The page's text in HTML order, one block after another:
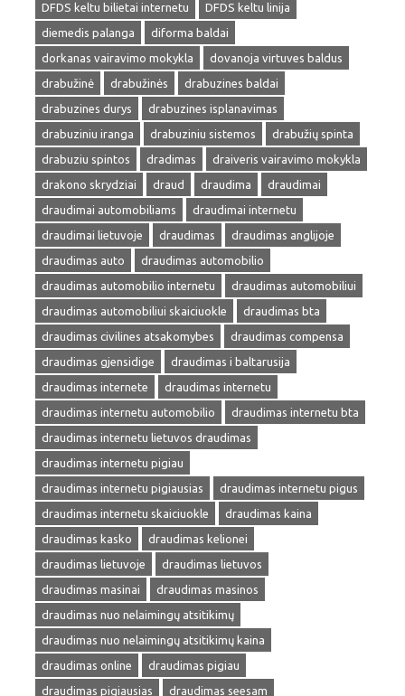
DFDS keltu bilietai internetu
DFDS keltu linija
diemedis palanga
diforma baldai
dorkanas vairavimo mokykla
dovanoja virtuves baldus
drabužinė
drabužinės
drabuzines baldai
drabuzines durys
drabuzines isplanavimas
drabuziniu iranga
drabuziniu sistemos
drabužių spinta
drabuziu spintos
dradimas
draiveris vairavimo mokykla
drakono skrydziai
draud draudima
draudimai
draudimai automobiliams
draudimai internetu
draudimai lietuvoje
draudimas
draudimas anglijoje
draudimas auto
draudimas automobilio
draudimas automobilio internetu
draudimas automobiliui
draudimas automobiliui skaiciuokle
draudimas bta
draudimas civilines atsakomybes
draudimas compensa
draudimas gjensidige
draudimas i baltarusija
draudimas internete
draudimas internetu
draudimas internetu automobilio
draudimas internetu bta
draudimas internetu lietuvos draudimas
draudimas internetu pigiau
draudimas internetu pigiausias
draudimas internetu pigus
draudimas internetu skaiciuokle
draudimas kaina
draudimas kasko
draudimas kelionei
draudimas lietuvoje
draudimas lietuvos
draudimas masinai
draudimas masinos
draudimas nuo nelaimingų atsitikimų
draudimas nuo nelaimingų atsitikimų kaina
draudimas online
draudimas pigiau
draudimas pigiausias
draudimas seesam